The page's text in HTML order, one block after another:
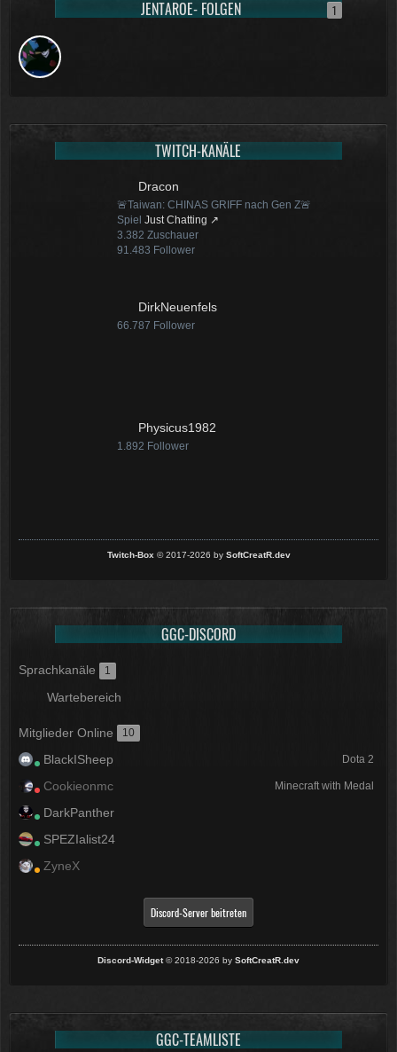
JENTAROE- FOLGEN 1
TWITCH-KANÄLE
Dracon
🚨Taiwan: CHINAS GRIFF nach Gen Z🚨
Spiel Just Chatting
3.382 Zuschauer
91.483 Follower
DirkNeuenfels
66.787 Follower
Physicus1982
1.892 Follower
Twitch-Box © 2017-2026 by SoftCreatR.dev
GGC-DISCORD
Sprachkanäle 1
Wartebereich
Mitglieder Online 10
BlackISheep Dota 2
Cookieonmc Minecraft with Medal
DarkPanther
SPEZIalist24
ZyneX
Discord-Server beitreten
Discord-Widget© 2018-2026 by SoftCreatR.dev
GGC-TEAMLISTE